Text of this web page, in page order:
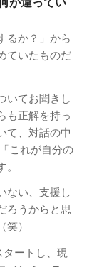
が違ってい
るか？」から
ていたものだ
いてお聞きし
も正解を持っ
て、対話の中
これが自分の
ない、支援し
ろうからと思
）
ートし、現